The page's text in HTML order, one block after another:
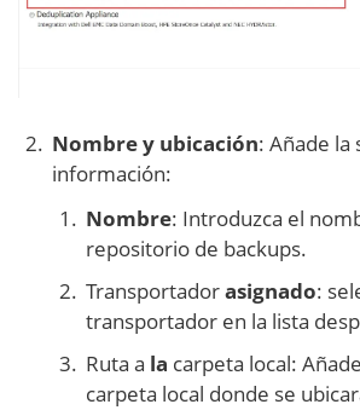
Nombre y ubicación: Añade la
información:
Nombre: Introduzca el
repositorio de backups.
Transportadorasignado:
transportador en la lista
Ruta a la carpeta local:
carpeta local donde se